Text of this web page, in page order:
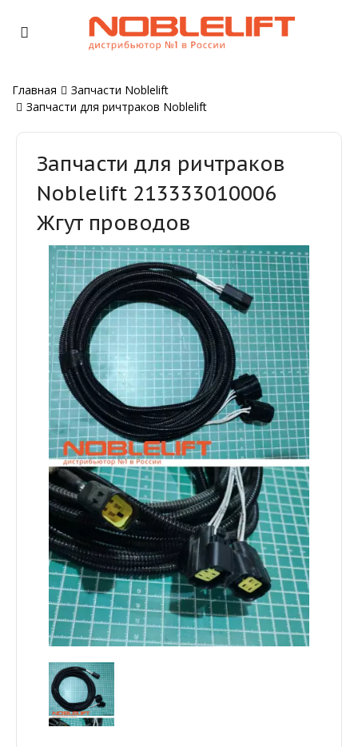
Главная
Запчасти Noblelift
Запчасти для ричтраков Noblelift
Запчасти для ричтраков
Noblelift 213333010006
Жгут проводов